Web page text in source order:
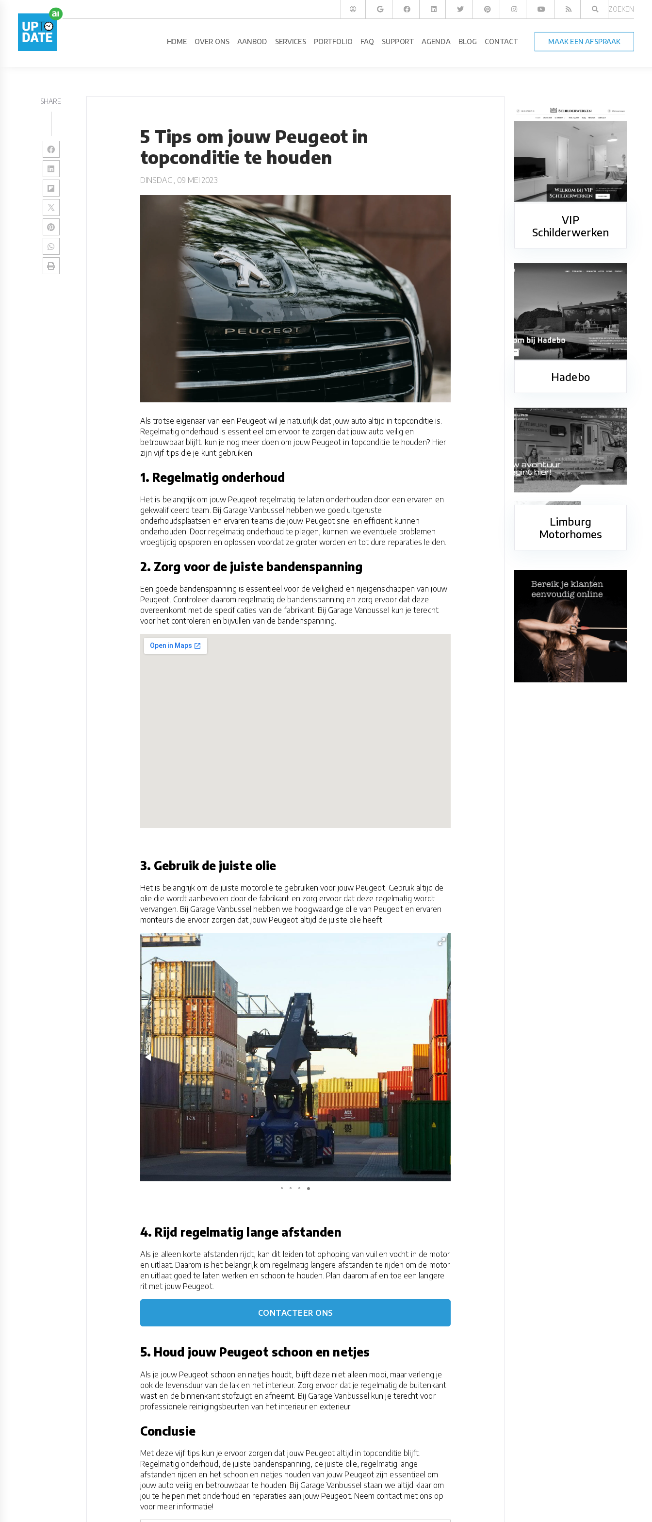
ZOEKEN
HOME OVER ONS AANBOD SERVICES PORTFOLIO FAQ SUPPORT AGENDA BLOG CONTACT MAAK EEN AFSPRAAK
SHARE
5 Tips om jouw Peugeot in
topconditie te houden
DINSDAG, 09 MEI 2023
Als trotse eigenaar van een Peugeot wil je natuurlijk dat jouw auto altijd in topconditie is.
Regelmatig onderhoud is essentieel om ervoor te zorgen dat jouw auto veilig en
betrouwbaar blijft. kun je nog meer doen om jouw Peugeot in topconditie te houden? Hier
zijn vijf tips die je kunt gebruiken:
1. Regelmatig onderhoud
Het is belangrijk om jouw Peugeot regelmatig te laten onderhouden door een ervaren en
gekwalificeerd team. Bij Garage Vanbussel hebben we goed uitgeruste
onderhoudsplaatsen en ervaren teams die jouw Peugeot snel en efficiënt kunnen
onderhouden. Door regelmatig onderhoud te plegen, kunnen we eventuele problemen
vroegtijdig opsporen en oplossen voordat ze groter worden en tot dure reparaties leiden.
2. Zorg voor de juiste bandenspanning
Een goede bandenspanning is essentieel voor de veiligheid en rijeigenschappen van jouw
Peugeot. Controleer daarom regelmatig de bandenspanning en zorg ervoor dat deze
overeenkomt met de specificaties van de fabrikant. Bij Garage Vanbussel kun je terecht
voor het controleren en bijvullen van de bandenspanning.
3. Gebruik de juiste olie
Het is belangrijk om de juiste motorolie te gebruiken voor jouw Peugeot. Gebruik altijd de
olie die wordt aanbevolen door de fabrikant en zorg ervoor dat deze regelmatig wordt
vervangen. Bij Garage Vanbussel hebben we hoogwaardige olie van Peugeot en ervaren
monteurs die ervoor zorgen dat jouw Peugeot altijd de juiste olie heeft.
4. Rijd regelmatig lange afstanden
Als je alleen korte afstanden rijdt, kan dit leiden tot ophoping van vuil en vocht in de motor
en uitlaat. Daarom is het belangrijk om regelmatig langere afstanden te rijden om de motor
en uitlaat goed te laten werken en schoon te houden. Plan daarom af en toe een langere
rit met jouw Peugeot.
CONTACTEER ONS
5. Houd jouw Peugeot schoon en netjes
Als je jouw Peugeot schoon en netjes houdt, blijft deze niet alleen mooi, maar verleng je
ook de levensduur van de lak en het interieur. Zorg ervoor dat je regelmatig de buitenkant
wast en de binnenkant stofzuigt en afneemt. Bij Garage Vanbussel kun je terecht voor
professionele reinigingsbeurten van het interieur en exterieur.
Conclusie
Met deze vijf tips kun je ervoor zorgen dat jouw Peugeot altijd in topconditie blijft.
Regelmatig onderhoud, de juiste bandenspanning, de juiste olie, regelmatig lange
afstanden rijden en het schoon en netjes houden van jouw Peugeot zijn essentieel om
jouw auto veilig en betrouwbaar te houden. Bij Garage Vanbussel staan we altijd klaar om
jou te helpen met onderhoud en reparaties aan jouw Peugeot. Neem contact met ons op
voor meer informatie!
VIP
Schilderwerken
Hadebo
Limburg
Motorhomes